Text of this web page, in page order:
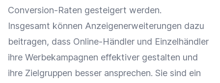
Conversion-Raten gesteigert werden.
Insgesamt können Anzeigenerweiterungen dazu
beitragen, dass Online-Händler und Einzelhändler
ihre Werbekampagnen effektiver gestalten und
ihre Zielgruppen besser ansprechen. Sie sind ein